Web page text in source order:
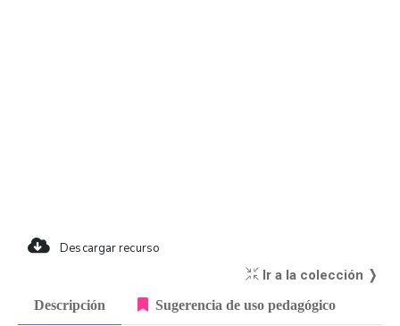
Descargar recurso
Ir a la colección ❭
Descripción Sugerencia de uso pedagógico